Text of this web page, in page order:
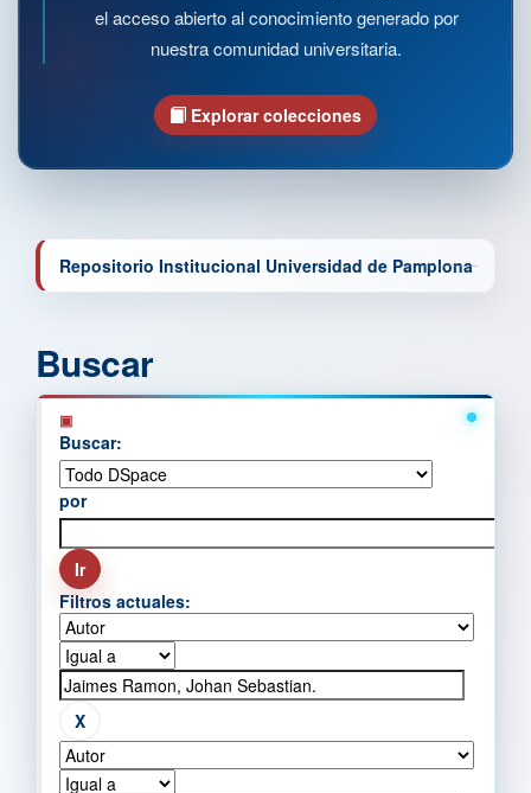
el acceso abierto al conocimiento generado por
nuestra comunidad universitaria.
Explorar colecciones
Repositorio Institucional Universidad de Pamplona
Buscar
Buscar:
por
Filtros actuales: